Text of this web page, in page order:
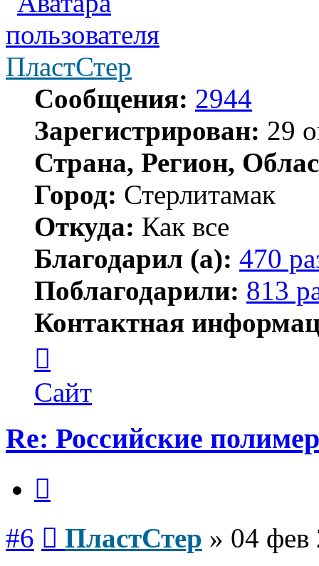
ПластСтер
Сообщения: 2944
Зарегистрирован: 29
Страна, Регион,
Город: Стерлитамак
Откуда: Как все
Благодарил (а): 470
Поблагодарили: 813
Контактная
пользователя
ПластСтер
Сайт
Re: Российские
#6 ПластСтер » 04 фев